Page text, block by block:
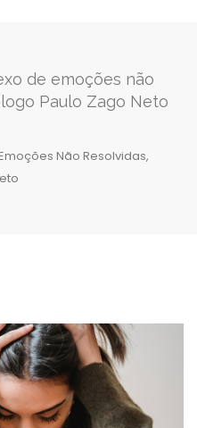
de emoções não
Paulo Zago Neto
Não Resolvidas,